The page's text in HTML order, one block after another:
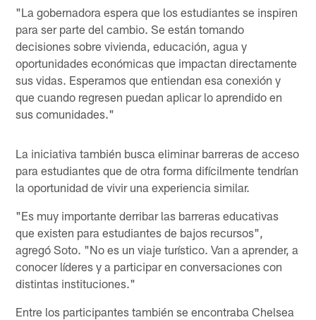
"La gobernadora espera que los estudiantes se inspiren
para ser parte del cambio. Se están tomando
decisiones sobre vivienda, educación, agua y
oportunidades económicas que impactan directamente
sus vidas. Esperamos que entiendan esa conexión y
que cuando regresen puedan aplicar lo aprendido en
sus comunidades."
La iniciativa también busca eliminar barreras de acceso
para estudiantes que de otra forma difícilmente tendrían
la oportunidad de vivir una experiencia similar.
"Es muy importante derribar las barreras educativas
que existen para estudiantes de bajos recursos",
agregó Soto. "No es un viaje turístico. Van a aprender, a
conocer líderes y a participar en conversaciones con
distintas instituciones."
Entre los participantes también se encontraba Chelsea